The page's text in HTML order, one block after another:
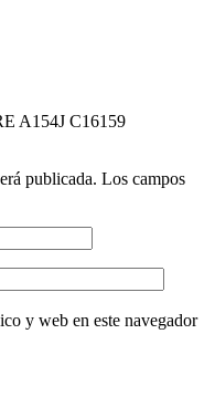
A154J C16159
publicada. Los campos
y web en este navegador